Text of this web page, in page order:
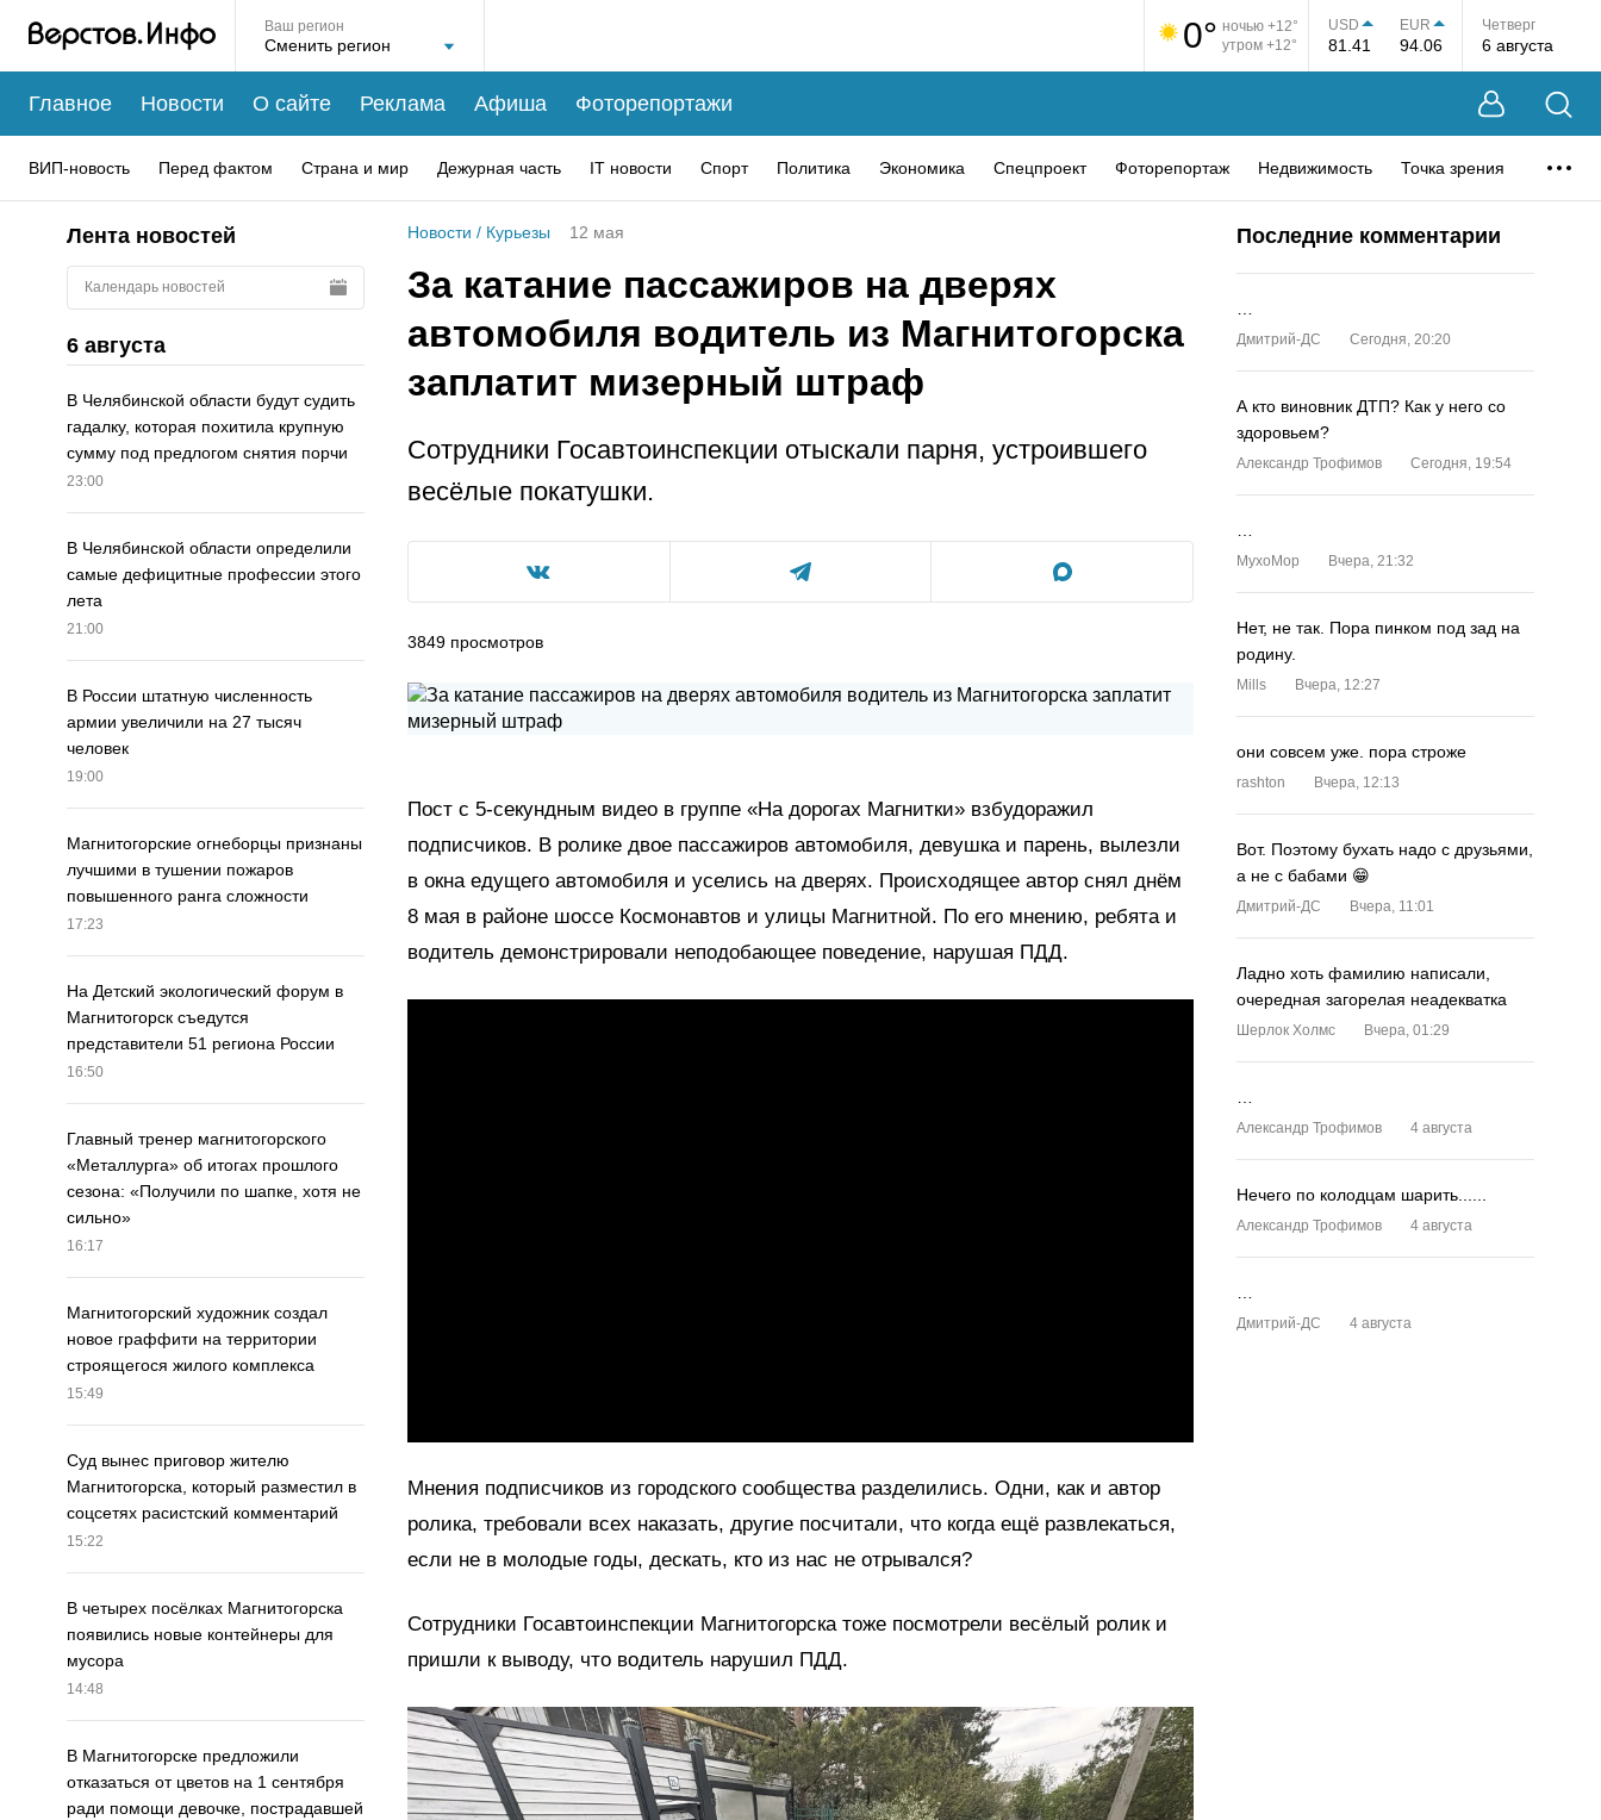
Ваш регион 0° ночью +12°
утром +12°
USD
81.41
EUR
94.06
Четверг
6 августа
Главное Новости О сайте Реклама Афиша Фоторепортажи
ВИП-новость Перед фактом Страна и мир Дежурная часть IT новости Спорт Политика Экономика Спецпроект Фоторепортаж Недвижимость Точка зрения
Лента новостей
Календарь новостей
6 августа
В Челябинской области будут судить
гадалку, которая похитила крупную
сумму под предлогом снятия порчи
23:00
В Челябинской области определили
самые дефицитные профессии этого
лета
21:00
В России штатную численность
армии увеличили на 27 тысяч
человек
19:00
Магнитогорские огнеборцы признаны
лучшими в тушении пожаров
повышенного ранга сложности
17:23
На Детский экологический форум в
Магнитогорск съедутся
представители 51 региона России
16:50
Главный тренер магнитогорского
«Металлурга» об итогах прошлого
сезона: «Получили по шапке, хотя не
сильно»
16:17
Магнитогорский художник создал
новое граффити на территории
строящегося жилого комплекса
15:49
Суд вынес приговор жителю
Магнитогорска, который разместил в
соцсетях расистский комментарий
15:22
В четырех посёлках Магнитогорска
появились новые контейнеры для
мусора
14:48
В Магнитогорске предложили
отказаться от цветов на 1 сентября
ради помощи девочке, пострадавшей
Новости / Курьезы 12 мая
За катание пассажиров на дверях
автомобиля водитель из Магнитогорска
заплатит мизерный штраф
Сотрудники Госавтоинспекции отыскали парня, устроившего
весёлые покатушки.
3849 просмотров
Пост с 5-секундным видео в группе «На дорогах Магнитки» взбудоражил
подписчиков. В ролике двое пассажиров автомобиля, девушка и парень, вылезли
в окна едущего автомобиля и уселись на дверях. Происходящее автор снял днём
8 мая в районе шоссе Космонавтов и улицы Магнитной. По его мнению, ребята и
водитель демонстрировали неподобающее поведение, нарушая ПДД.
Мнения подписчиков из городского сообщества разделились. Одни, как и автор
ролика, требовали всех наказать, другие посчитали, что когда ещё развлекаться,
если не в молодые годы, дескать, кто из нас не отрывался?
Сотрудники Госавтоинспекции Магнитогорска тоже посмотрели весёлый ролик и
пришли к выводу, что водитель нарушил ПДД.
Последние комментарии
Дмитрий-ДС Сегодня, 20:20
А кто виновник ДТП? Как у него со
здоровьем?
Александр Трофимов Сегодня, 19:54
MyxoMop Вчера, 21:32
Нет, не так. Пора пинком под зад на
родину.
Mills Вчера, 12:27
они совсем уже. пора строже
rashton Вчера, 12:13
Вот. Поэтому бухать надо с друзьями,
а не с бабами 😁
Дмитрий-ДС Вчера, 11:01
Ладно хоть фамилию написали,
очередная загорелая неадекватка
Шерлок Холмс Вчера, 01:29
Александр Трофимов 4 августа
Нечего по колодцам шарить......
Александр Трофимов 4 августа
Дмитрий-ДС 4 августа